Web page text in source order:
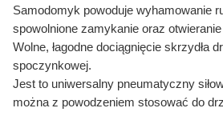
Samodomyk powoduje wyhamowanie
spowolnione zamykanie oraz
Wolne, łagodne dociągnięcie skrzydła
spoczynkowej.
Jest to uniwersalny pneumatyczny
można z powodzeniem stosować do